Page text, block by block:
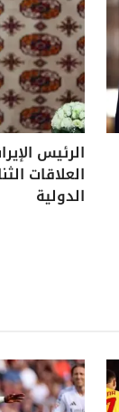
الرئيس
العلاقات
الدولية